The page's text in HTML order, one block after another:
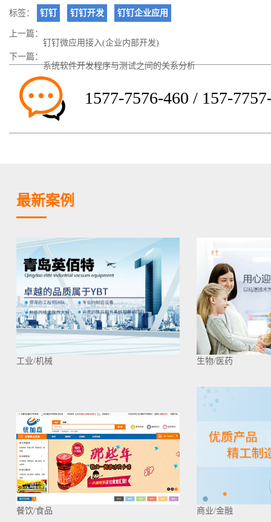
标签： 钉钉 钉钉开发 钉钉企业应用
上一篇： 钉钉微应用接入(企业内部开发)
下一篇：系统软件开发程序与测试之间的关系分析
1577-7576-460 / 157-
最新案例
工业/机械 生物/医药
餐饮/食品 商业/金融